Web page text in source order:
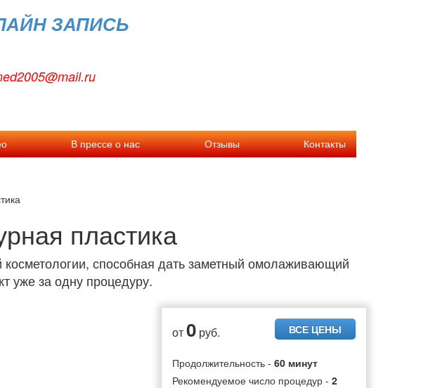
ЗАПИСЬ
В прессе о нас Отзывы Контакты
пластика
косметологии, способная дать заметный омолаживающий
уже за одну процедуру.
от0 руб. ВСЕ ЦЕНЫ
Продолжительность -60 минут
Рекомендуемое число процедур -2